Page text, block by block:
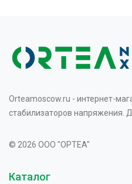
Orteamoscow.ru - интернет-
стабилизаторов напряжения.
© 2026 OOO "OPTEA"
Каталог